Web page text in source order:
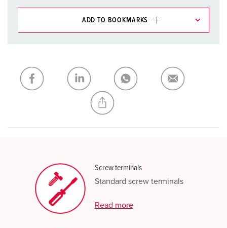
ADD TO BOOKMARKS
My list ADD
CREATE A NEW LIST
Screw terminals
Standard screw terminals
Read more